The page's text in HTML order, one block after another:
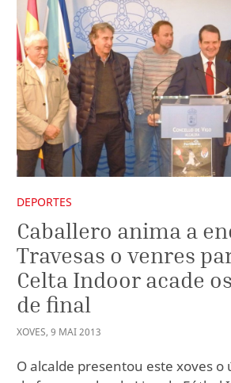
DEPORTES
Caballero anima a
Travesas o venres
Celta Indoor acade
de final
XOVES, 9 MAI2013
O alcalde presentou este xoves